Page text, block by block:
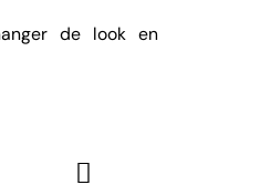
de look en